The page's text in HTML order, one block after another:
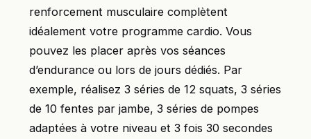
renforcement musculaire complètent
idéalement votre programme cardio. Vous
pouvez les placer après vos séances
d’endurance ou lors de jours dédiés. Par
exemple, réalisez 3 séries de 12 squats, 3 séries
de 10 fentes par jambe, 3 séries de pompes
adaptées à votre niveau et 3 fois 30 secondes